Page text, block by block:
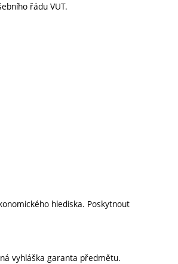
řádu VUT.
hlediska. Poskytnout
vyhláška garanta předmětu.